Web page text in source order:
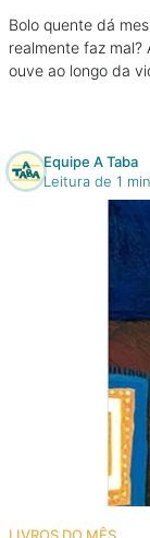
Bolo quente dá
realmente faz mal?
ouve ao longo da
Equipe A Taba
Leitura de 1
LIVROS DO MÊS